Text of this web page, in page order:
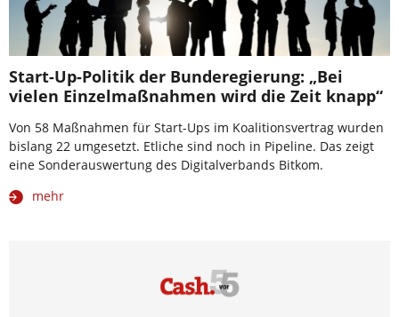
Start-Up-Politik der Bunderegierung: „Bei
vielen Einzelmaßnahmen wird die Zeit knapp“
Von 58 Maßnahmen für Start-Ups im Koalitionsvertrag wurden
bislang 22 umgesetzt. Etliche sind noch in Pipeline. Das zeigt
eine Sonderauswertung des Digitalverbands Bitkom.
mehr